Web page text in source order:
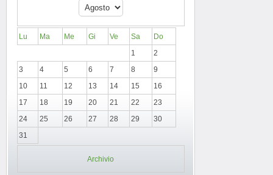
Lu Ma Me Gi Ve Sa
Do
1
2
3
4 5 6 7 8
9
10
11 12 13 14 15
16
17
18 19 20 21 22
23
24
25 26 27 28 29
30
31
Archivio